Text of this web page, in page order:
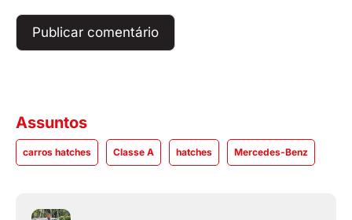
Assuntos
carros hatches Classe A hatches Mercedes-Benz